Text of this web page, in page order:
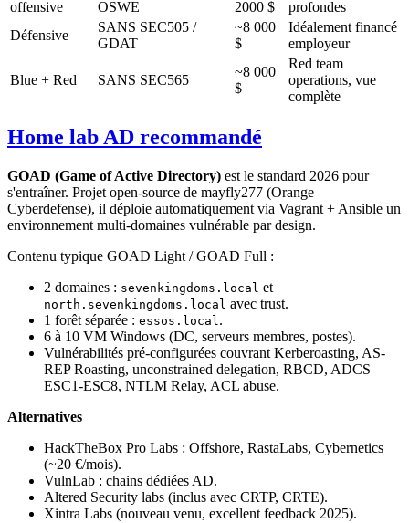
offensive OSWE 2000 $
profondes
Défensive
SANS SEC505 /
GDAT
~8 000
$
Idéalement financé
employeur
Blue + Red SANS SEC565
~8 000
$
Red team
operations, vue
complète
Home lab AD recommandé
GOAD (Game of Active Directory) est le standard 2026 pour
s'entraîner. Projet open-source de mayfly277 (Orange
Cyberdefense), il déploie automatiquement via Vagrant + Ansible un
environnement multi-domaines vulnérable par design.
Contenu typique GOAD Light / GOAD Full :
2 domaines : sevenkingdoms.local et
north.sevenkingdoms.local avec trust.
1 forêt séparée : essos.local.
6 à 10 VM Windows (DC, serveurs membres, postes).
Vulnérabilités pré-configurées couvrant Kerberoasting, AS-
REP Roasting, unconstrained delegation, RBCD, ADCS
ESC1-ESC8, NTLM Relay, ACL abuse.
Alternatives
HackTheBox Pro Labs : Offshore, RastaLabs, Cybernetics
(~20 €/mois).
VulnLab : chains dédiées AD.
Altered Security labs (inclus avec CRTP, CRTE).
Xintra Labs (nouveau venu, excellent feedback 2025).